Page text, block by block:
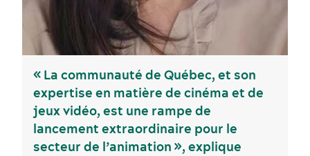
« La communauté de Québec, et son
expertise en matière de cinéma et de
jeux vidéo, est une rampe de
lancement extraordinaire pour le
secteur de l’animation », explique